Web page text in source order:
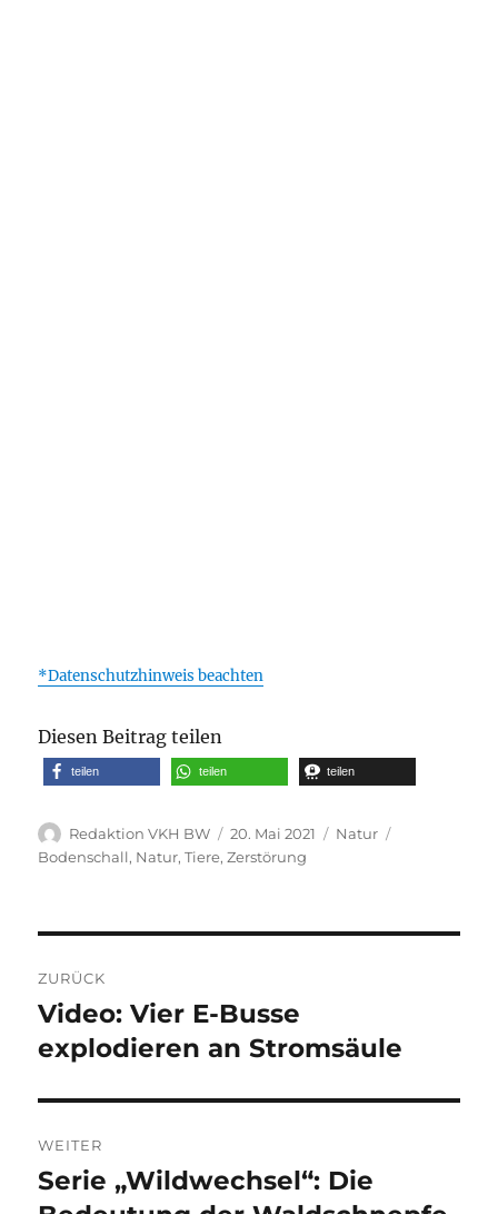
*Datenschutzhinweis beachten
Diesen Beitrag teilen
teilen teilen teilen
Autor
Redaktion VKH BW
Veröffentlicht
am
20. Mai 2021 Kategorien
Natur
Bodenschall, Natur,Tiere,Zerstörung
ZURÜCK
Vorheriger
Beitrag:
Video: Vier E-Busse
explodieren an Stromsäule
WEITER
Nächster
Serie „Wildwechsel“: Die